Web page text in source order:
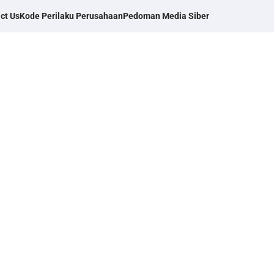
UsKode Perilaku PerusahaanPedoman Media Siber